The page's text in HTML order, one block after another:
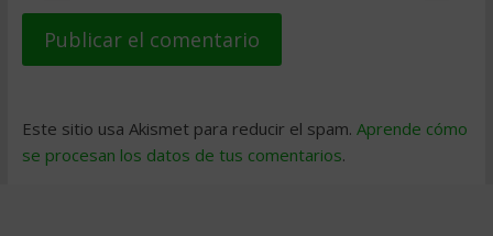
Este sitio usa Akismet para reducir el spam. Aprende cómo
se procesan los datos de tus comentarios.